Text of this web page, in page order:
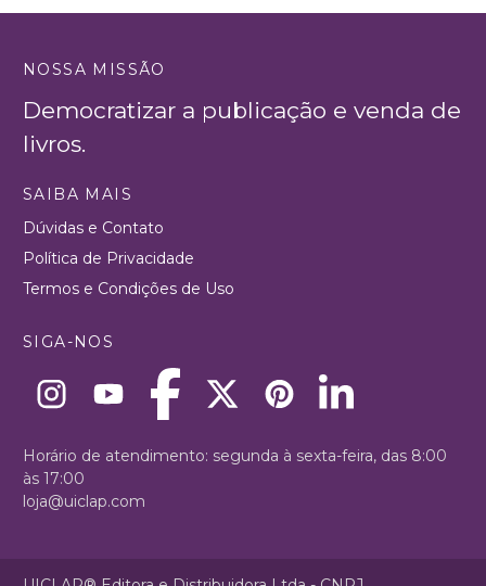
NOSSA MISSÃO
Democratizar a publicação e venda de
livros.
SAIBA MAIS
Dúvidas e Contato
Política de Privacidade
Termos e Condições de Uso
SIGA-NOS
Horário de atendimento: segunda à sexta-feira, das 8:00
às 17:00
loja@uiclap.com